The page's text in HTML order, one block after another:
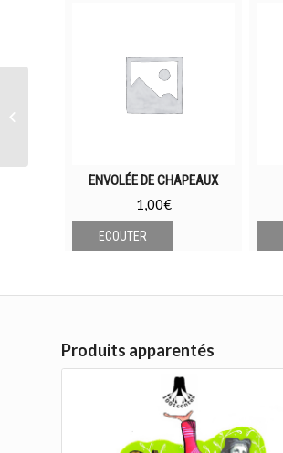
ENVOLÉE DE CHAPEAUX
1,00€
ECOUTER
Produits apparentés
L’Olifant du conquérant normand